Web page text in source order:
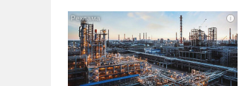
ударами судьбы, брать на себя
ответственность, помогать
слабым, идти вперед и
адаптироваться.